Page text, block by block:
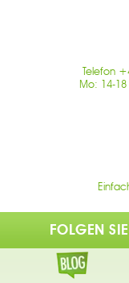
Telefon
Mo: 14-18
FOLGEN